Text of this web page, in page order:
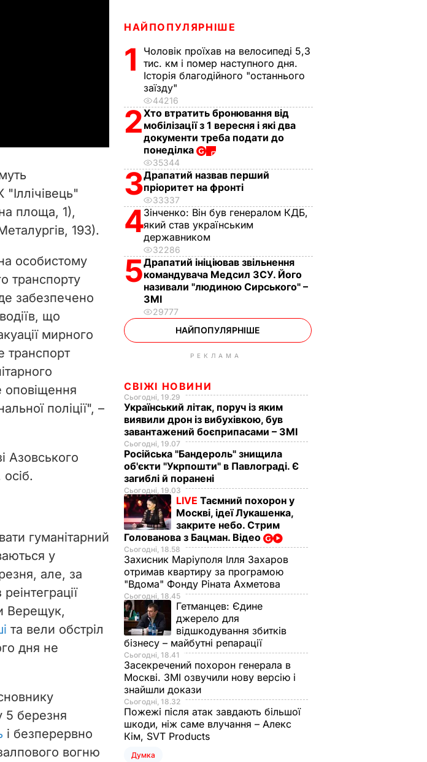
площа, 1),
193).
особистому
транспорту
забезпечено
що
мирного
транспорт
оповіщення
поліції", –
Азовського
гуманітарний
у
але, за
Верещук,
та вели обстріл
дня не
5 березня
і безперервно
вогню
НАЙПОПУЛЯРНІШЕ
1
Чоловік проїхав на велосипеді 5,3
тис. км і помер наступного дня.
Історія благодійного "останнього
заїзду"
44216
2Хто втратить бронювання від
мобілізації з 1 вересня і які два
документи треба подати до
понеділка
35344
3Драпатий назвав перший
пріоритет на фронті
33337
4Зінченко: Він був генералом КДБ,
який став українським
державником
32286
5Драпатий ініціював звільнення
командувача Медсил ЗСУ. Його
називали "людиною Сирського" –
ЗМІ
29777
НАЙПОПУЛЯРНІШЕ
РЕКЛАМА
СВІЖІ НОВИНИ
Сьогодні, 19.29
Український літак, поруч із яким
виявили дрон із вибухівкою, був
завантажений боєприпасами – ЗМІ
Сьогодні, 19.07
Російська "Бандероль" знищила
об'єкти "Укрпошти" в Павлограді. Є
загиблі й поранені
Сьогодні, 19.03
LIVE Таємний похорон у
Москві, ідеї Лукашенка,
закрите небо. Стрим
Голованова з Бацман. Відео
Сьогодні, 18.58
Захисник Маріуполя Ілля Захаров
отримав квартиру за програмою
"Вдома" Фонду Ріната Ахметова
Сьогодні, 18.45
Гетманцев: Єдине
джерело для
відшкодування збитків
бізнесу – майбутні репарації
Сьогодні, 18.41
Засекречений похорон генерала в
Москві. ЗМІ озвучили нову версію і
знайшли докази
Сьогодні, 18.32
Пожежі після атак завдають більшої
шкоди, ніж саме влучання – Алекс
Кім, SVT Products
Думка